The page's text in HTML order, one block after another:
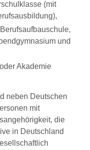
(mit
und
Akademie
neben Deutschen
mit
die
in Deutschland